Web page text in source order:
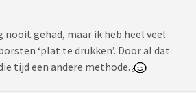
gehad, maar ik heb heel veel
‘plat te drukken’. Door al dat
tijd een andere methode.